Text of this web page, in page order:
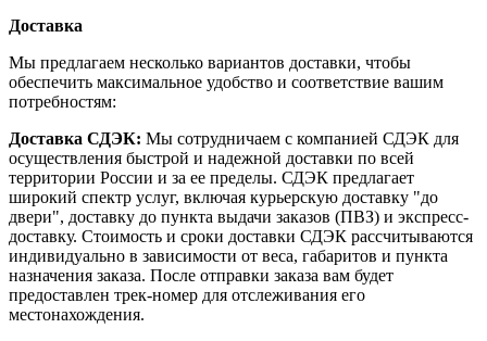
Доставка
Мы предлагаем несколько вариантов доставки, чтобы
обеспечить максимальное удобство и соответствие вашим
потребностям:
Доставка СДЭК: Мы сотрудничаем с компанией СДЭК для
осуществления быстрой и надежной доставки по всей
территории России и за ее пределы. СДЭК предлагает
широкий спектр услуг, включая курьерскую доставку "до
двери", доставку до пункта выдачи заказов (ПВЗ) и экспресс-
доставку. Стоимость и сроки доставки СДЭК рассчитываются
индивидуально в зависимости от веса, габаритов и пункта
назначения заказа. После отправки заказа вам будет
предоставлен трек-номер для отслеживания его
местонахождения.